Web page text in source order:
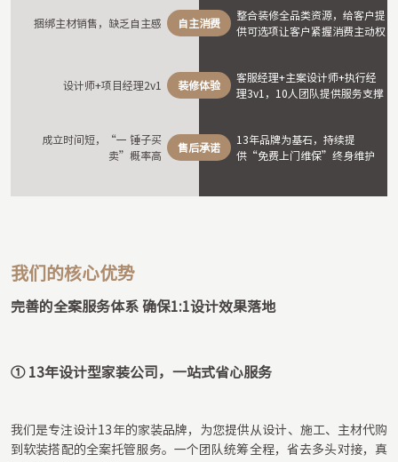
捆绑主材销售，缺乏自主感 自主消费
整合装修全品类资源，给客户提
供可选项让客户紧握消费主动权
设计师+项⽬经理2v1 装修体验
客服经理+主案设计师+执⾏经
理3v1，10人团队提供服务⽀撑
成立时间短，“⼀ 锤⼦买
卖”概率⾼
售后承诺
13年品牌为基石，持续提
供“免费上门维保”终身维护
我们的核心优势
完善的全案服务体系 确保1:1设计效果落地
① 13年设计型家装公司，一站式省心服务
我们是专注设计13年的家装品牌，为您提供从设计、施工、主材代购
到软装搭配的全案托管服务。一个团队统筹全程，省去多头对接，真